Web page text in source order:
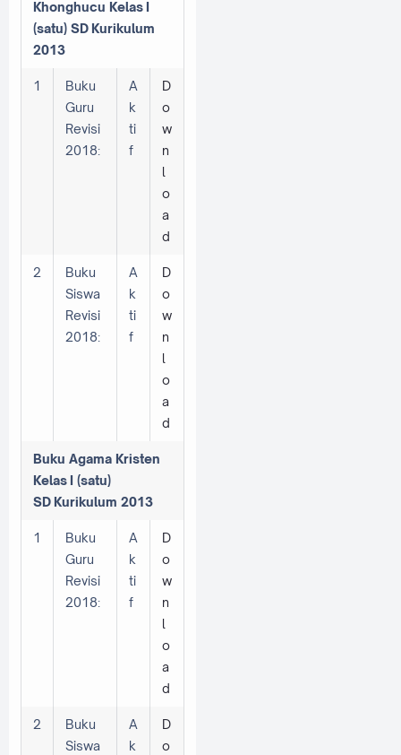
Khonghucu Kelas I
(satu) SD Kurikulum
2013
1
Buku
Guru
Revisi
2018:
A
k
ti
f
D
o
w
n
l
o
a
d
2
Buku
Siswa
Revisi
2018:
A
k
ti
f
D
o
w
n
l
o
a
d
Buku Agama Kristen
Kelas I (satu)
SD Kurikulum 2013
1
Buku
Guru
Revisi
2018:
A
k
ti
f
D
o
w
n
l
o
a
d
2
Buku
Siswa
A
k
D
o